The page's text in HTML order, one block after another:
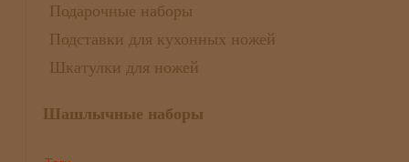
Подарочные наборы
Подставки для кухонных ножей
Шкатулки для ножей
Шашлычные наборы